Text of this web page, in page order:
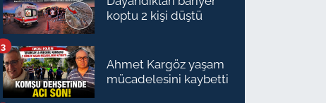
koptu 2 kişi düştü
Ahmet Kargöz yaşam
mücadelesini kaybetti
3